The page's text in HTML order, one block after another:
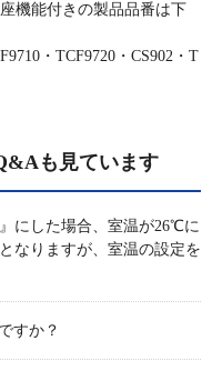
機能付きの製品品番は下
・TCF9720・CS902・T
も見ています
にした場合、室温が26℃に
なりますが、室温の設定を
すか？